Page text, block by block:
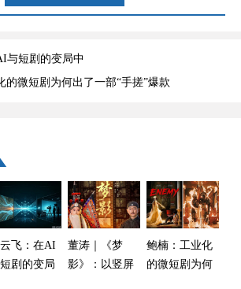
与短剧的变局中
的微短剧为何出了一部“手搓”爆款
飞：在AI
剧的变局
董涛｜《梦
影》：以竖屏
鲍楠：工业化
的微短剧为何